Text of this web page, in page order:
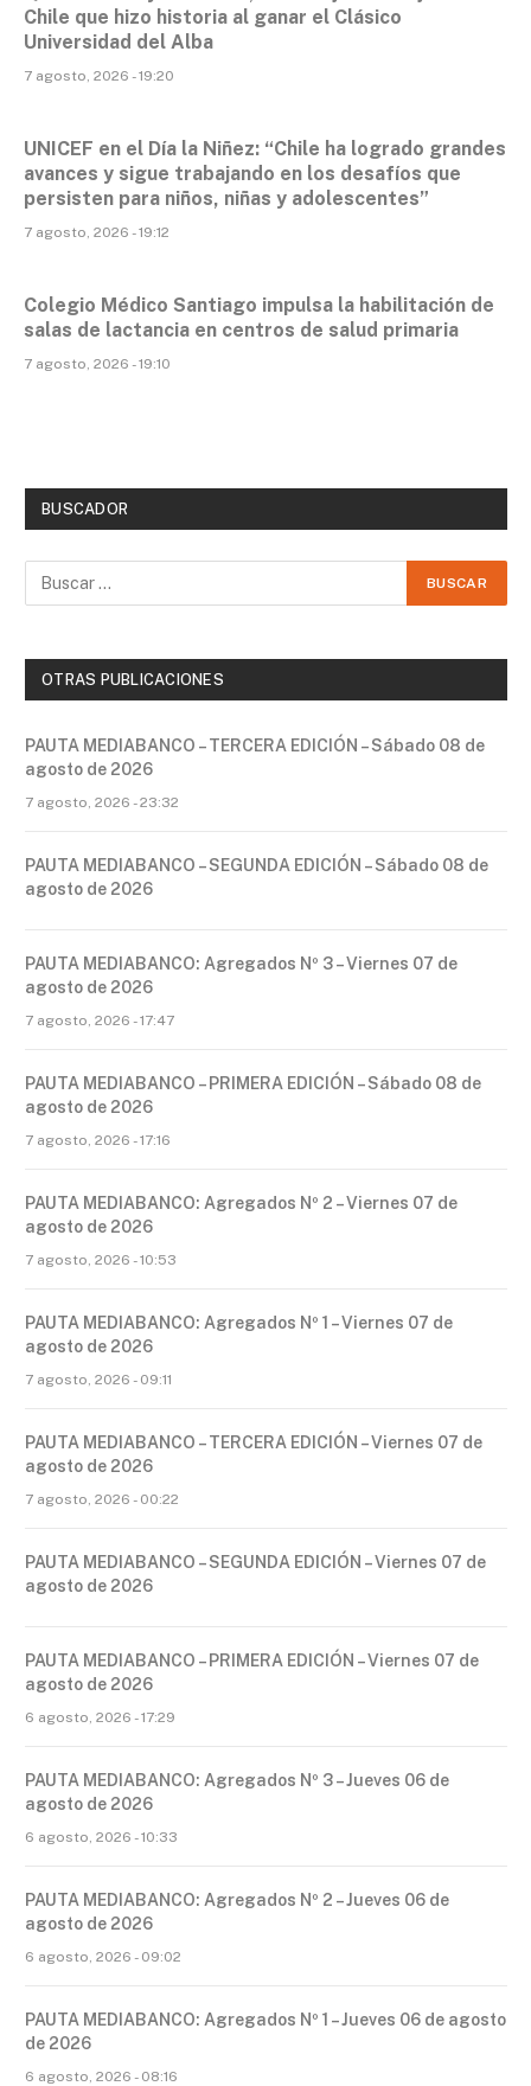
Chile que hizo historia al ganar el Clásico
Universidad del Alba
7 agosto, 2026 - 19:20
UNICEF en el Día la Niñez: “Chile ha logrado grandes
avances y sigue trabajando en los desafíos que
persisten para niños, niñas y adolescentes”
7 agosto, 2026 - 19:12
Colegio Médico Santiago impulsa la habilitación de
salas de lactancia en centros de salud primaria
7 agosto, 2026 - 19:10
BUSCADOR
OTRAS PUBLICACIONES
PAUTA MEDIABANCO – TERCERA EDICIÓN – Sábado 08 de
agosto de 2026
7 agosto, 2026 - 23:32
PAUTA MEDIABANCO – SEGUNDA EDICIÓN – Sábado 08 de
agosto de 2026
PAUTA MEDIABANCO: Agregados Nº 3 – Viernes 07 de
agosto de 2026
7 agosto, 2026 - 17:47
PAUTA MEDIABANCO – PRIMERA EDICIÓN – Sábado 08 de
agosto de 2026
7 agosto, 2026 - 17:16
PAUTA MEDIABANCO: Agregados Nº 2 – Viernes 07 de
agosto de 2026
7 agosto, 2026 - 10:53
PAUTA MEDIABANCO: Agregados Nº 1 – Viernes 07 de
agosto de 2026
7 agosto, 2026 - 09:11
PAUTA MEDIABANCO – TERCERA EDICIÓN – Viernes 07 de
agosto de 2026
7 agosto, 2026 - 00:22
PAUTA MEDIABANCO – SEGUNDA EDICIÓN – Viernes 07 de
agosto de 2026
PAUTA MEDIABANCO – PRIMERA EDICIÓN – Viernes 07 de
agosto de 2026
6 agosto, 2026 - 17:29
PAUTA MEDIABANCO: Agregados Nº 3 – Jueves 06 de
agosto de 2026
6 agosto, 2026 - 10:33
PAUTA MEDIABANCO: Agregados Nº 2 – Jueves 06 de
agosto de 2026
6 agosto, 2026 - 09:02
PAUTA MEDIABANCO: Agregados Nº 1 – Jueves 06 de agosto
de 2026
6 agosto, 2026 - 08:16